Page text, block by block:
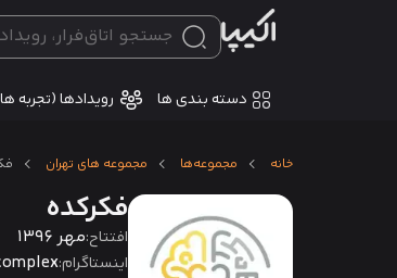
دسته بندی ها رویدادها (تجربه
خانه مجموعه‌ها مجموعه های تهران
فکرکده
افتتاح:مهر 1396
اینستاگرام: